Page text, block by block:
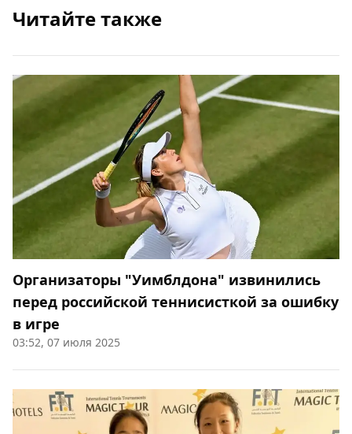
Читайте также
Организаторы "Уимблдона" извинились
перед российской теннисисткой за ошибку
в игре
03:52, 07 июля 2025